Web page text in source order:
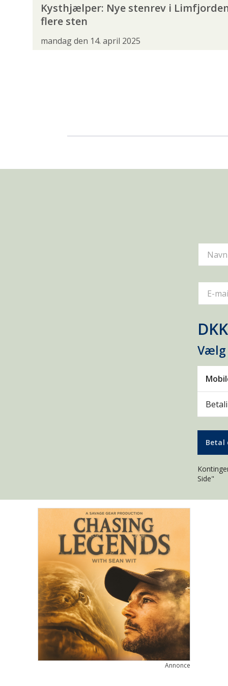
Kysthjælper: Nye stenrev i
flere sten
mandag den 14. april 2025
Navn
E-
Betal
Side"
Annonce